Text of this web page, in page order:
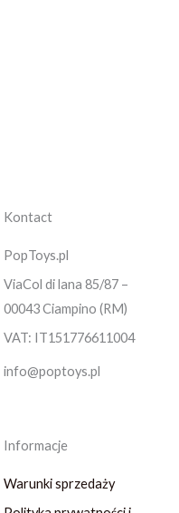
Kontact
PopToys.pl
ViaCol di lana 85/87 –
00043 Ciampino (RM)
VAT: IT151776611004
info@poptoys.pl
Informacje
Warunki sprzedaży